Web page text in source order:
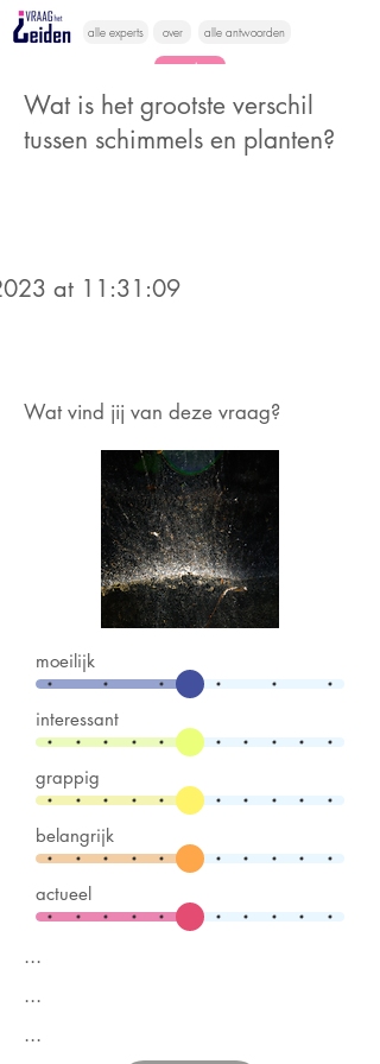
alle experts over alle antwoorden
vragen lessen
Vraag het
Wat is het grootste verschil
tussen schimmels en planten?
at 11:31:09
Wat vind jij van deze vraag?
moeilijk
interessant
grappig
belangrijk
actueel
...
...
...